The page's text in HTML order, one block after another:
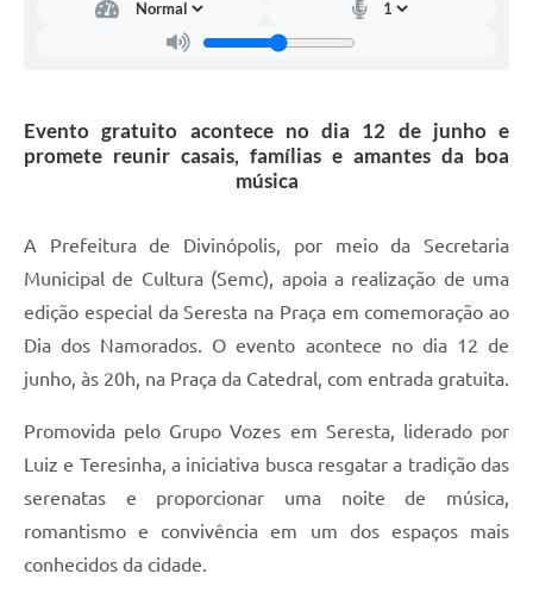
Evento gratuito acontece no dia 12 de junho e
promete reunir casais, famílias e amantes da boa
música
A Prefeitura de Divinópolis, por meio da Secretaria
Municipal de Cultura (Semc), apoia a realização de uma
edição especial da Seresta na Praça em comemoração ao
Dia dos Namorados. O evento acontece no dia 12 de
junho, às 20h, na Praça da Catedral, com entrada gratuita.
Promovida pelo Grupo Vozes em Seresta, liderado por
Luiz e Teresinha, a iniciativa busca resgatar a tradição das
serenatas e proporcionar uma noite de música,
romantismo e convivência em um dos espaços mais
conhecidos da cidade.